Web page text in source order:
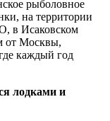
рыболовное
на территории
в Исаковском
от Москвы,
каждый год
лодками и